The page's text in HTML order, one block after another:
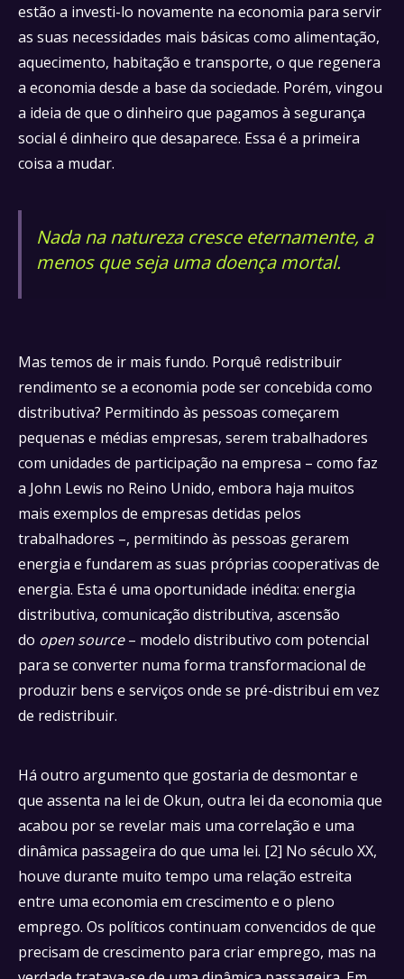
estão a investi-lo novamente na economia para servir
as suas necessidades mais básicas como alimentação,
aquecimento, habitação e transporte, o que regenera
a economia desde a base da sociedade. Porém, vingou
a ideia de que o dinheiro que pagamos à segurança
social é dinheiro que desaparece. Essa é a primeira
coisa a mudar.
Nada na natureza cresce eternamente, a
menos que seja uma doença mortal.
Mas temos de ir mais fundo. Porquê redistribuir
rendimento se a economia pode ser concebida como
distributiva? Permitindo às pessoas começarem
pequenas e médias empresas, serem trabalhadores
com unidades de participação na empresa – como faz
a John Lewis no Reino Unido, embora haja muitos
mais exemplos de empresas detidas pelos
trabalhadores –, permitindo às pessoas gerarem
energia e fundarem as suas próprias cooperativas de
energia. Esta é uma oportunidade inédita: energia
distributiva, comunicação distributiva, ascensão
do open source– modelo distributivo com potencial
para se converter numa forma transformacional de
produzir bens e serviços onde se pré-distribui em vez
de redistribuir.
Há outro argumento que gostaria de desmontar e
que assenta na lei de Okun, outra lei da economia que
acabou por se revelar mais uma correlação e uma
dinâmica passageira do que uma lei. [2] No século XX,
houve durante muito tempo uma relação estreita
entre uma economia em crescimento e o pleno
emprego. Os políticos continuam convencidos de que
precisam de crescimento para criar emprego, mas na